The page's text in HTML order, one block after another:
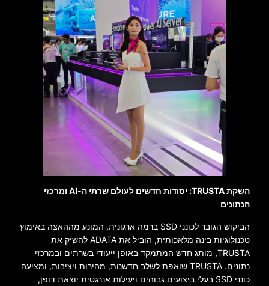
השקת TRUSTA: יסודות חדשים לעולם שרתי ה-AI ומרכזי
הנתונים
הביקוש הגובר לכונני SSD ברמה ארגונית, המונע מההאצה באימוץ
טכנולוגיות בינה מלאכותית, הוביל את ADATA להשיק את
TRUSTA, מותג חדש המתמקד באופן ייעודי בשרתים ובמרכזי
נתונים. TRUSTA שואפת לשלב חדשנות, מהירות ויציבות, ומציעה
כונני SSD בעלי ביצועים גבוהים ויעילות אנרגטית יוצאת דופן,